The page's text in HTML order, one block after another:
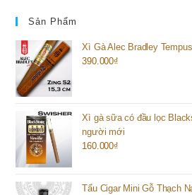
Sản Phẩm
Xì Gà Alec Bradley
390.000₫
Xì gà sữa có đầu lọc
người mới
160.000₫
Tẩu Cigar Mini Gỗ Thạch